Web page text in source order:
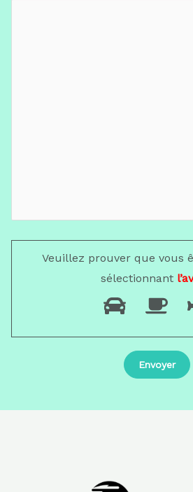
Veuillez prouver que vous
sélectionnant